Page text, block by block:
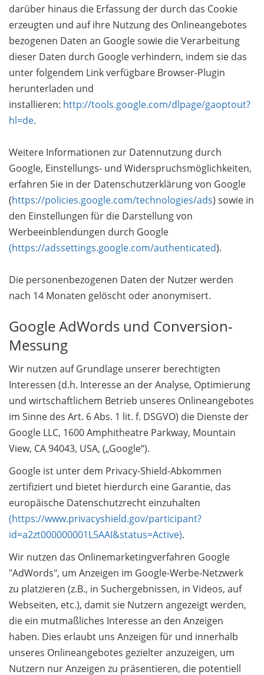
darüber hinaus die Erfassung der durch das Cookie
erzeugten und auf ihre Nutzung des Onlineangebotes
bezogenen Daten an Google sowie die Verarbeitung
dieser Daten durch Google verhindern, indem sie das
unter folgendem Link verfügbare Browser-Plugin
herunterladen und
installieren: http://tools.google.com/dlpage/gaoptout?
hl=de.
Weitere Informationen zur Datennutzung durch
Google, Einstellungs- und Widerspruchsmöglichkeiten,
erfahren Sie in der Datenschutzerklärung von Google
(https://policies.google.com/technologies/ads) sowie in
den Einstellungen für die Darstellung von
Werbeeinblendungen durch Google
(https://adssettings.google.com/authenticated).
Die personenbezogenen Daten der Nutzer werden
nach 14 Monaten gelöscht oder anonymisert.
Google AdWords und Conversion-
Messung
Wir nutzen auf Grundlage unserer berechtigten
Interessen (d.h. Interesse an der Analyse, Optimierung
und wirtschaftlichem Betrieb unseres Onlineangebotes
im Sinne des Art. 6 Abs. 1 lit. f. DSGVO) die Dienste der
Google LLC, 1600 Amphitheatre Parkway, Mountain
View, CA 94043, USA, („Google“).
Google ist unter dem Privacy-Shield-Abkommen
zertifiziert und bietet hierdurch eine Garantie, das
europäische Datenschutzrecht einzuhalten
(https://www.privacyshield.gov/participant?
id=a2zt000000001L5AAI&status=Active).
Wir nutzen das Onlinemarketingverfahren Google
"AdWords", um Anzeigen im Google-Werbe-Netzwerk
zu platzieren (z.B., in Suchergebnissen, in Videos, auf
Webseiten, etc.), damit sie Nutzern angezeigt werden,
die ein mutmaßliches Interesse an den Anzeigen
haben. Dies erlaubt uns Anzeigen für und innerhalb
unseres Onlineangebotes gezielter anzuzeigen, um
Nutzern nur Anzeigen zu präsentieren, die potentiell